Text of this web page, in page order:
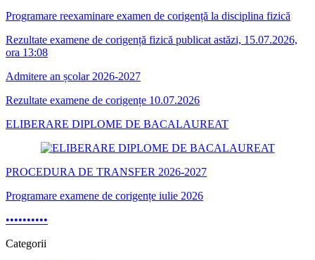
Programare reexaminare examen de corigență la disciplina fizică
Rezultate examene de corigență fizică publicat astăzi, 15.07.2026,
ora 13:08
Admitere an școlar 2026-2027
Rezultate examene de corigențe 10.07.2026
ELIBERARE DIPLOME DE BACALAUREAT
PROCEDURA DE TRANSFER 2026-2027
Programare examene de corigențe iulie 2026
••••••••••
Categorii